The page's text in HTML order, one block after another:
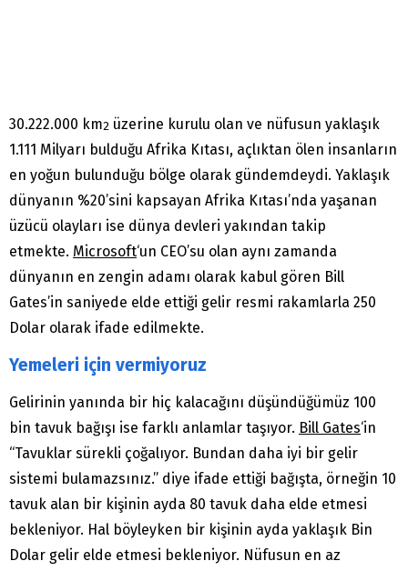
30.222.000 km2 üzerine kurulu olan ve nüfusun yaklaşık
1.111 Milyarı bulduğu Afrika Kıtası, açlıktan ölen insanların
en yoğun bulunduğu bölge olarak gündemdeydi. Yaklaşık
dünyanın %20’sini kapsayan Afrika Kıtası’nda yaşanan
üzücü olayları ise dünya devleri yakından takip
etmekte. Microsoft‘un CEO’su olan aynı zamanda
dünyanın en zengin adamı olarak kabul gören Bill
Gates’in saniyede elde ettiği gelir resmi rakamlarla 250
Dolar olarak ifade edilmekte.
Yemeleri için vermiyoruz
Gelirinin yanında bir hiç kalacağını düşündüğümüz 100
bin tavuk bağışı ise farklı anlamlar taşıyor. Bill Gates‘in
“Tavuklar sürekli çoğalıyor. Bundan daha iyi bir gelir
sistemi bulamazsınız.” diye ifade ettiği bağışta, örneğin 10
tavuk alan bir kişinin ayda 80 tavuk daha elde etmesi
bekleniyor. Hal böyleyken bir kişinin ayda yaklaşık Bin
Dolar gelir elde etmesi bekleniyor. Nüfusun en az